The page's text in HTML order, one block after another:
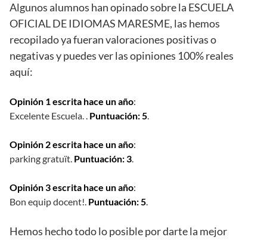
Algunos alumnos han opinado sobre la ESCUELA
OFICIAL DE IDIOMAS MARESME, las hemos
recopilado ya fueran valoraciones positivas o
negativas y puedes ver las opiniones 100% reales
aquí:
Opinión 1 escrita hace un año:
Excelente Escuela. . Puntuación: 5.
Opinión 2 escrita hace un año:
parking gratuït. Puntuación: 3.
Opinión 3 escrita hace un año:
Bon equip docent!. Puntuación: 5.
Hemos hecho todo lo posible por darte la mejor